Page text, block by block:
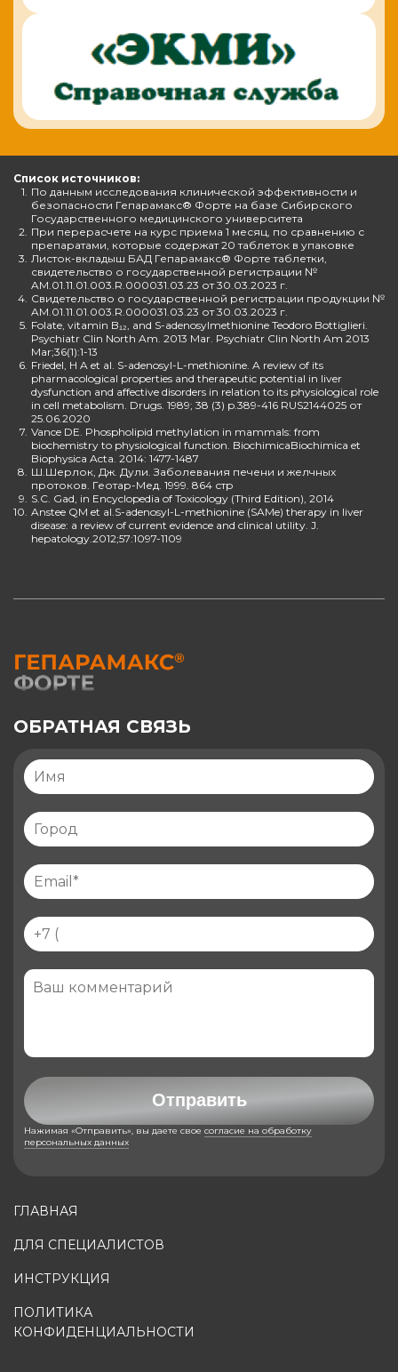
Список источников:
1. По данным исследования клинической эффективности и
безопасности Гепарамакс® Форте на базе Сибирского
Государственного медицинского университета
2. При перерасчете на курс приема 1 месяц, по сравнению с
препаратами, которые содержат 20 таблеток в упаковке
3. Листок-вкладыш БАД Гепарамакс® Форте таблетки,
свидетельство о государственной регистрации №
AM.01.11.01.003.R.000031.03.23 от 30.03.2023 г.
4. Свидетельство о государственной регистрации продукции №
AM.01.11.01.003.R.000031.03.23 от 30.03.2023 г.
5. Folate, vitamin B₁₂, and S-adenosylmethionine Teodoro Bottiglieri.
Psychiatr Clin North Am. 2013 Mar. Psychiatr Clin North Am 2013
Mar;36(1):1-13
6. Friedel, H A et al. S-adenosyl-L-methionine. A review of its
pharmacological properties and therapeutic potential in liver
dysfunction and affective disorders in relation to its physiological role
in cell metabolism. Drugs. 1989; 38 (3) p.389-416 RUS2144025 от
25.06.2020
7. Vance DE. Phospholipid methylation in mammals: from
biochemistry to physiological function. BiochimicaBiochimica et
Biophysica Acta. 2014: 1477-1487
8. Ш.Шерлок, Дж. Дули. Заболевания печени и желчных
протоков. Геотар-Мед. 1999. 864 стр
9. S.C. Gad, in Encyclopedia of Toxicology (Third Edition), 2014
10. Anstee QM et al.S-adenosyl-L-methionine (SAMe) therapy in liver
disease: a review of current evidence and clinical utility. J.
hepatology.2012;57:1097-1109
ГЛАВНАЯ
ДЛЯ СПЕЦИАЛИСТОВ
ИНСТРУКЦИЯ
ПОЛИТИКА
КОНФИДЕНЦИАЛЬНОСТИ
ОБРАТНАЯ СВЯЗЬ
Отправить
Нажимая «Отправить», вы даете свое согласие на обработку
персональных данных